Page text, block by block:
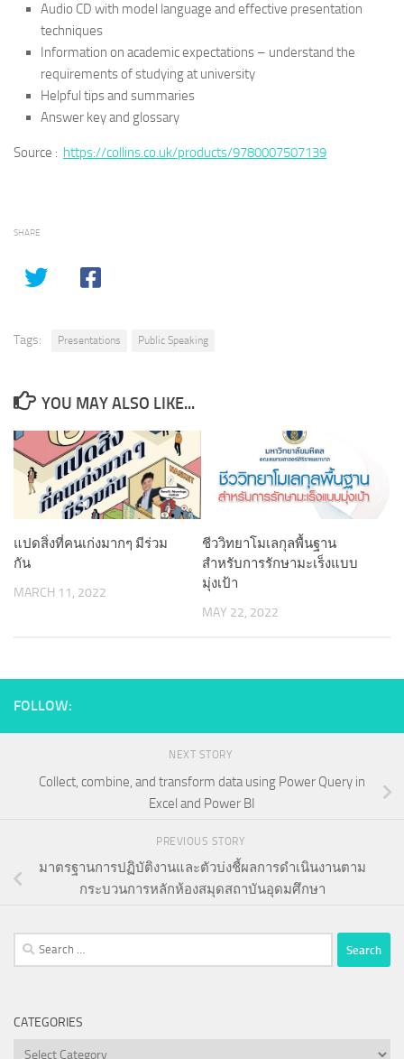
Audio CD with model language and effective presentation
techniques
Information on academic expectations – understand the
requirements of studying at university
Helpful tips and summaries
Answer key and glossary
Source : https://collins.co.uk/products/9780007507139
SHARE
Tags: Presentations Public Speaking
YOU MAY ALSO LIKE...
แปดสิ่งที่คนเก่งมากๆ มีร่วม
กัน
MARCH 11, 2022
ชีววิทยาโมเลกุลพื้นฐาน
สำหรับการรักษามะเร็งแบบ
มุ่งเป้า
MAY 22, 2022
FOLLOW:
NEXT STORY
Collect, combine, and transform data using Power Query in
Excel and Power BI
PREVIOUS STORY
มาตรฐานการปฏิบัติงานและตัวบ่งชี้ผลการดำเนินงานตาม
กระบวนการหลักห้องสมุดสถาบันอุดมศึกษา
Search
for:
CATEGORIES
Categories